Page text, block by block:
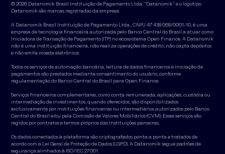
© 2026 Datanomik Brasil Instituição de Pagamento Ltda. “Datanomik” e o logotipo
Datanomik são marcas registradas da empresa.
A Datanomik Brasil Instituição de Pagamento Ltda., CNPJ 47.438.068/0001-10, é uma
empresa de tecnologia financeira autorizada pelo Banco Central do Brasil a atuar como
Iniciadora de Transação de Pagamento (ITP) no ecossistema Open Finance. A Datanomik
não é uma instituição financeira, não realiza operações de crédito, não capta depósitos
e não emite moeda eletrônica.
Todos os serviços de automação bancária, leitura de dados financeiros e iniciação de
pagamentos são prestados mediante consentimento do usuário, conforme
regulamentação do Banco Central do Brasil para Open Finance.
Serviços financeiros complementares, como conta remunerada, aplicações, custódia ou
intermediação de investimentos, quando oferecidos, são disponibilizados
exclusivamente por instituições financeiras ou intermediários autorizados pelo Banco
Central do Brasil e/ou pela Comissão de Valores Mobiliários (CVM). Esses serviços são
regidos por contratos e termos próprios das instituições parceiras.
Os dados conectados à plataforma são criptografados ponta a ponta e tratados de
acordo com a Lei Geral de Proteção de Dados (LGPD). A Datanomik segue padrões de
segurança alinhados à ISO/IEC 27001.